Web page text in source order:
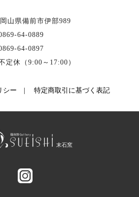
山県備前市伊部989
64-0889
64-0897
定休（9:00～17:00）
シー 特定商取引に基づく表記